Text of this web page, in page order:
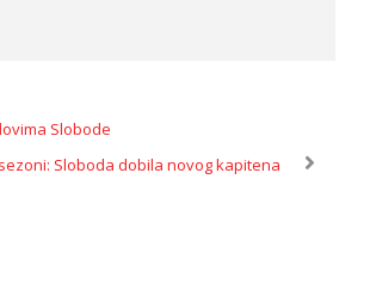
Slobode
Sloboda dobila novog kapitena